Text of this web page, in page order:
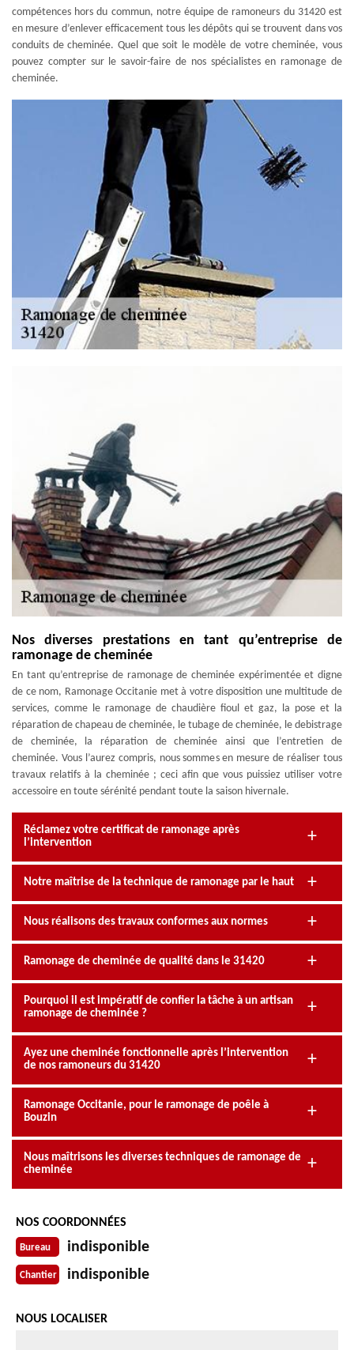
compétences hors du commun, notre équipe de ramoneurs du 31420 est
en mesure d’enlever efficacement tous les dépôts qui se trouvent dans vos
conduits de cheminée. Quel que soit le modèle de votre cheminée, vous
pouvez compter sur le savoir-faire de nos spécialistes en ramonage de
cheminée.
Nos diverses prestations en tant qu’entreprise de
ramonage de cheminée
En tant qu’entreprise de ramonage de cheminée expérimentée et digne
de ce nom, Ramonage Occitanie met à votre disposition une multitude de
services, comme le ramonage de chaudière fioul et gaz, la pose et la
réparation de chapeau de cheminée, le tubage de cheminée, le debistrage
de cheminée, la réparation de cheminée ainsi que l’entretien de
cheminée. Vous l’aurez compris, nous sommes en mesure de réaliser tous
travaux relatifs à la cheminée ; ceci afin que vous puissiez utiliser votre
accessoire en toute sérénité pendant toute la saison hivernale.
Réclamez votre certificat de ramonage après
l’intervention
Notre maîtrise de la technique de ramonage par le haut
Nous réalisons des travaux conformes aux normes
Ramonage de cheminée de qualité dans le 31420
Pourquoi il est impératif de confier la tâche à un artisan
ramonage de cheminée ?
Ayez une cheminée fonctionnelle après l’intervention
de nos ramoneurs du 31420
Ramonage Occitanie, pour le ramonage de poêle à
Bouzin
Nous maîtrisons les diverses techniques de ramonage de
cheminée
NOS COORDONNÉES
Bureau indisponible
Chantier indisponible
NOUS LOCALISER